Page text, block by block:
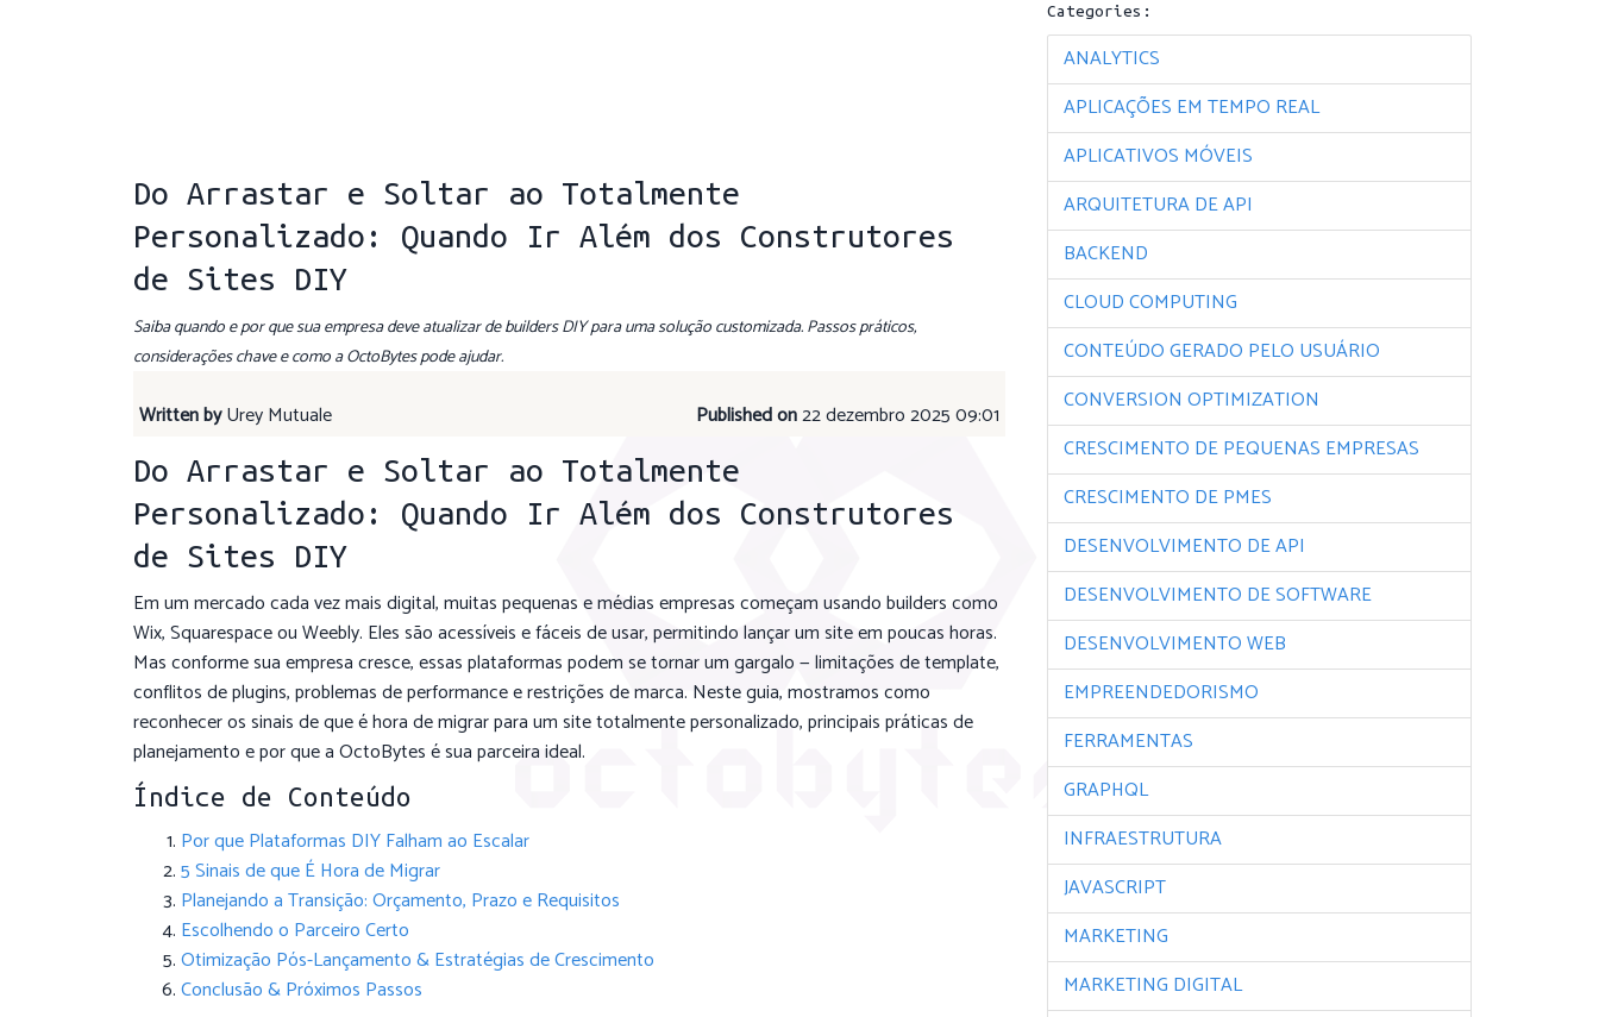
Do Arrastar e Soltar ao Totalmente
Personalizado: Quando Ir Além dos Construtores
de Sites DIY
Saiba quando e por que sua empresa deve atualizar de builders DIY para uma solução customizada. Passos práticos,
considerações chave e como a OctoBytes pode ajudar.
Written byUrey Mutuale Published on22 dezembro 2025 09:01
Do Arrastar e Soltar ao Totalmente
Personalizado: Quando Ir Além dos Construtores
de Sites DIY
Em um mercado cada vez mais digital, muitas pequenas e médias empresas começam usando builders como
Wix, Squarespace ou Weebly. Eles são acessíveis e fáceis de usar, permitindo lançar um site em poucas horas.
Mas conforme sua empresa cresce, essas plataformas podem se tornar um gargalo — limitações de template,
conflitos de plugins, problemas de performance e restrições de marca. Neste guia, mostramos como
reconhecer os sinais de que é hora de migrar para um site totalmente personalizado, principais práticas de
planejamento e por que a OctoBytes é sua parceira ideal.
Índice de Conteúdo
Por que Plataformas DIY Falham ao Escalar
5 Sinais de que É Hora de Migrar
Planejando a Transição: Orçamento, Prazo e Requisitos
Escolhendo o Parceiro Certo
Otimização Pós-Lançamento & Estratégias de Crescimento
Conclusão & Próximos Passos
Categories:
ANALYTICS
APLICAÇÕES EM TEMPO REAL
APLICATIVOS MÓVEIS
ARQUITETURA DE API
BACKEND
CLOUD COMPUTING
CONTEÚDO GERADO PELO USUÁRIO
CONVERSION OPTIMIZATION
CRESCIMENTO DE PEQUENAS EMPRESAS
CRESCIMENTO DE PMES
DESENVOLVIMENTO DE API
DESENVOLVIMENTO DE SOFTWARE
DESENVOLVIMENTO WEB
EMPREENDEDORISMO
FERRAMENTAS
GRAPHQL
INFRAESTRUTURA
JAVASCRIPT
MARKETING
MARKETING DIGITAL